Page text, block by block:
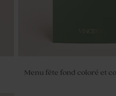
Menu fête fond coloré et